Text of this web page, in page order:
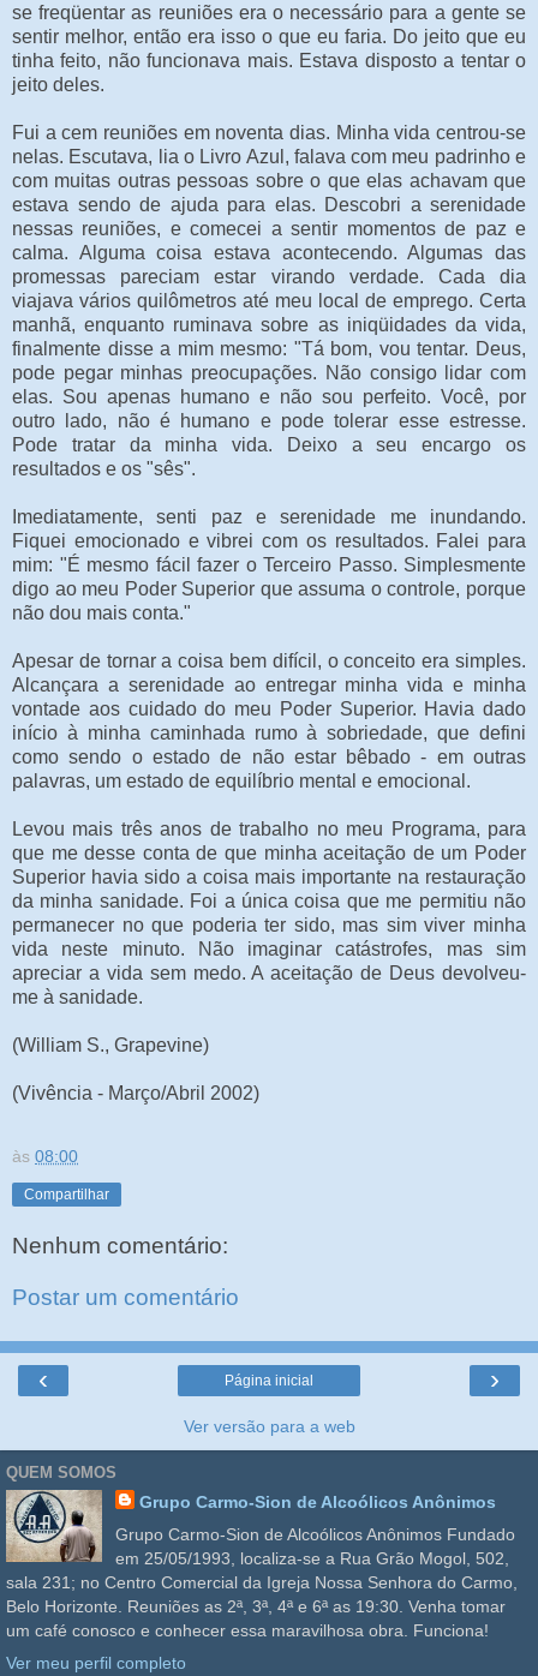
se freqüentar as reuniões era o necessário para a gente se
sentir melhor, então era isso o que eu faria. Do jeito que eu
tinha feito, não funcionava mais. Estava disposto a tentar o
jeito deles.
Fui a cem reuniões em noventa dias. Minha vida centrou-se
nelas. Escutava, lia o Livro Azul, falava com meu padrinho e
com muitas outras pessoas sobre o que elas achavam que
estava sendo de ajuda para elas. Descobri a serenidade
nessas reuniões, e comecei a sentir momentos de paz e
calma. Alguma coisa estava acontecendo. Algumas das
promessas pareciam estar virando verdade. Cada dia
viajava vários quilômetros até meu local de emprego. Certa
manhã, enquanto ruminava sobre as iniqüidades da vida,
finalmente disse a mim mesmo: "Tá bom, vou tentar. Deus,
pode pegar minhas preocupações. Não consigo lidar com
elas. Sou apenas humano e não sou perfeito. Você, por
outro lado, não é humano e pode tolerar esse estresse.
Pode tratar da minha vida. Deixo a seu encargo os
resultados e os "sês".
Imediatamente, senti paz e serenidade me inundando.
Fiquei emocionado e vibrei com os resultados. Falei para
mim: "É mesmo fácil fazer o Terceiro Passo. Simplesmente
digo ao meu Poder Superior que assuma o controle, porque
não dou mais conta."
Apesar de tornar a coisa bem difícil, o conceito era simples.
Alcançara a serenidade ao entregar minha vida e minha
vontade aos cuidado do meu Poder Superior. Havia dado
início à minha caminhada rumo à sobriedade, que defini
como sendo o estado de não estar bêbado - em outras
palavras, um estado de equilíbrio mental e emocional.
Levou mais três anos de trabalho no meu Programa, para
que me desse conta de que minha aceitação de um Poder
Superior havia sido a coisa mais importante na restauração
da minha sanidade. Foi a única coisa que me permitiu não
permanecer no que poderia ter sido, mas sim viver minha
vida neste minuto. Não imaginar catástrofes, mas sim
apreciar a vida sem medo. A aceitação de Deus devolveu-
me à sanidade.
(William S., Grapevine)
(Vivência - Março/Abril 2002)
às 08:00
Compartilhar
Nenhum comentário:
Postar um comentário
‹ ›
Página inicial
Ver versão para a web
QUEM SOMOS
Grupo Carmo-Sion de Alcoólicos Anônimos
Grupo Carmo-Sion de Alcoólicos Anônimos Fundado
em 25/05/1993, localiza-se a Rua Grão Mogol, 502,
sala 231; no Centro Comercial da Igreja Nossa Senhora do Carmo,
Belo Horizonte. Reuniões as 2ª, 3ª, 4ª e 6ª as 19:30. Venha tomar
um café conosco e conhecer essa maravilhosa obra. Funciona!
Ver meu perfil completo